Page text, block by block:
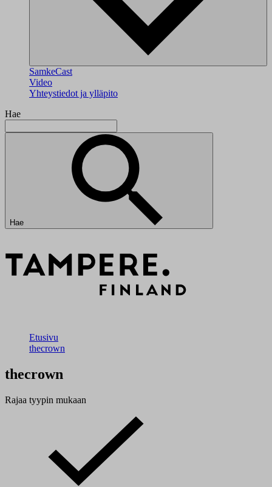
SamkeCast
Video
Yhteystiedot ja ylläpito
Hae
Hae
Etusivu
thecrown
thecrown
Rajaa tyypin mukaan